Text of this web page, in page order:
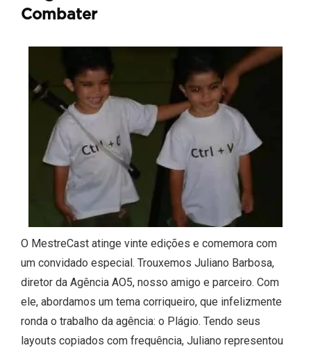
Combater
O MestreCast atinge vinte edições e comemora com
um convidado especial. Trouxemos Juliano Barbosa,
diretor da Agência AO5, nosso amigo e parceiro. Com
ele, abordamos um tema corriqueiro, que infelizmente
ronda o trabalho da agência: o Plágio. Tendo seus
layouts copiados com frequência, Juliano representou